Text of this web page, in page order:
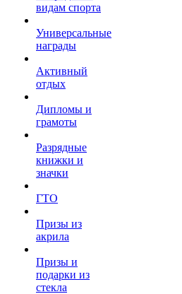
видам спорта
Универсальные
награды
Активный
отдых
Дипломы и
грамоты
Разрядные
книжки и
значки
ГТО
Призы из
акрила
Призы и
подарки из
стекла